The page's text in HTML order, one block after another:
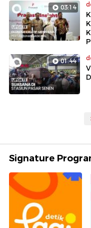
03:14
01:44
Signature